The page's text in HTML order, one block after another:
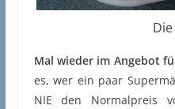
Mal wieder im Angebot
es, wer ein paar
NIE den Normalpreis